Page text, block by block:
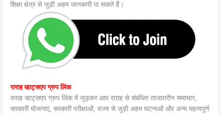
शिक्षा क्षेत्र से जुड़ी अहम जानकारी पा सकते हैं।
राराह व्हाट्सएप ग्रुप लिंक
राराह व्हाट्सएप ग्रुप लिंक में जुड़कर आप राराह से संबंधित ताजातरीन समाचार,
सरकारी योजनाएं, सरकारी परीक्षाओं, राज्य से जुड़ी अहम घटनाओं और अन्य महत्वपूर्ण